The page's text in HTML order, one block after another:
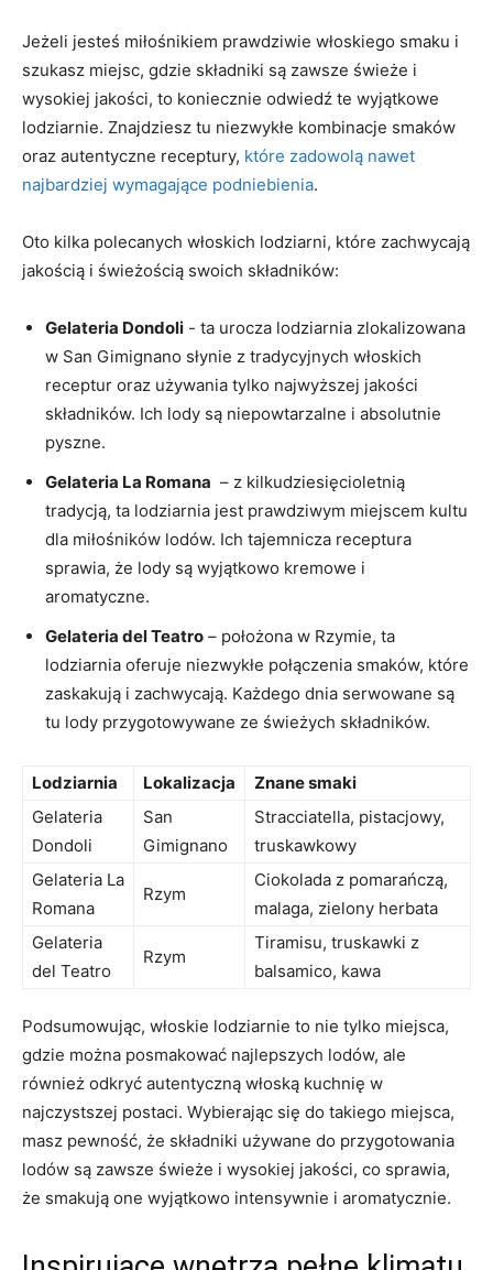
Jeżeli jesteś miłośnikiem prawdziwie włoskiego smaku i
szukasz miejsc, gdzie​ składniki są zawsze świeże i⁢
wysokiej jakości, to koniecznie odwiedź te wyjątkowe
lodziarnie. Znajdziesz tu niezwykłe kombinacje smaków
oraz autentyczne receptury, które zadowolą nawet
najbardziej wymagające podniebienia.
Oto kilka polecanych włoskich lodziarni, które zachwycają
jakością i świeżością swoich ⁤składników:
Gelateria⁤ Dondoli -‌ ta ‍urocza lodziarnia zlokalizowana
w San Gimignano słynie z tradycyjnych włoskich
receptur oraz ⁣używania ⁣tylko najwyższej jakości
składników. Ich lody są ‌niepowtarzalne ⁢i absolutnie
pyszne.
Gelateria La Romana ⁢ – z ⁣kilkudziesięcioletnią
tradycją, ta lodziarnia jest prawdziwym miejscem kultu
dla miłośników lodów.⁢ Ich tajemnicza ​receptura
sprawia, ‌że lody ‍są ⁤wyjątkowo kremowe i⁣
aromatyczne.
Gelateria del Teatro – położona w Rzymie, ta
lodziarnia oferuje niezwykłe połączenia smaków, które
zaskakują i ​zachwycają. ‌Każdego dnia ‌serwowane są
tu lody⁢ przygotowywane ze świeżych‍ składników.
Lodziarnia Lokalizacja
Znane smaki
Gelateria⁣
Dondoli
San
Gimignano
Stracciatella, pistacjowy,
truskawkowy
Gelateria La⁤
Romana
Rzym
Ciokolada z pomarańczą,
malaga, zielony herbata
Gelateria
del ​Teatro
Rzym
Tiramisu, truskawki z
balsamico, kawa
Podsumowując,‍ włoskie lodziarnie to⁢ nie tylko miejsca,
gdzie ⁤można ⁣posmakować najlepszych ⁤lodów, ale
również odkryć autentyczną włoską ⁣kuchnię w
najczystszej postaci. Wybierając się do ⁣takiego miejsca,⁣
masz pewność, że składniki używane do przygotowania
lodów​ są zawsze świeże i wysokiej ‍jakości, co sprawia,
że smakują one wyjątkowo intensywnie i aromatycznie.